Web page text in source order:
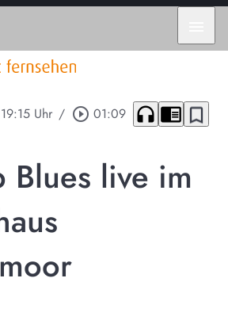
Uhr / play_circle_outline 01:09 headphones chrome_reader_mode bookmark_border
Blues live im